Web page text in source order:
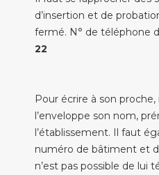
d’insertion et de
fermé. N° de téléphone
22
Pour écrire à son
l’enveloppe son nom,
l’établissement. Il faut
numéro de bâtiment et
n’est pas possible de lui